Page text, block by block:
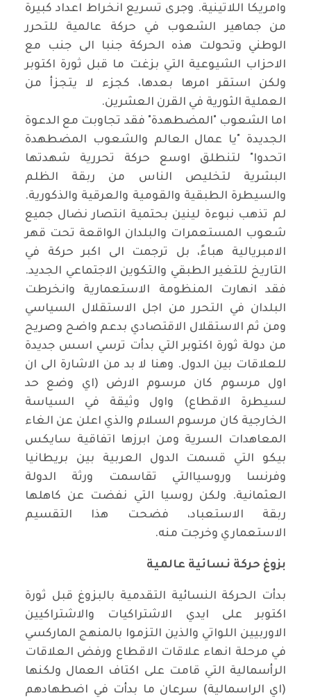
وامريكا اللاتينية. وجرى تسريع انخراط اعداد كبيرة
من جماهير الشعوب في حركة عالمية للتحرر
الوطني وتحولت هذه الحركة جنبا الى جنب مع
الاحزاب الشيوعية التي بزغت ما قبل ثورة اكتوبر
ولكن استقر امرها بعدها، كجزء لا يتجزأ من
العملية الثورية في القرن العشرين.
اما الشعوب "المضطهدة" فقد تجاوبت مع الدعوة
الجديدة "يا عمال العالم والشعوب المضطهدة
اتحدوا" لتنطلق اوسع حركة تحررية شهدتها
البشرية لتخليص الناس من ربقة الظلم
والسيطرة الطبقية والقومية والعرقية والذكورية.
لم تذهب نبوءة لينين بحتمية انتصار نضال جميع
شعوب المستعمرات والبلدان الواقعة تحت قهر
الامبريالية هباءً، بل ترجمت الى اكبر حركة في
التاريخ للتغير الطبقي والتكوين الاجتماعي الجديد.
فقد انهارت المنظومة الاستعمارية وانخرطت
البلدان في التحرر من اجل الاستقلال السياسي
ومن ثم الاستقلال الاقتصادي بدعم واضح وصريح
من دولة ثورة اكتوبر التي بدأت ترسي اسس جديدة
للعلاقات بين الدول. وهنا لا بد من الاشارة الى ان
اول مرسوم كان مرسوم الارض (اي وضع حد
لسيطرة الاقطاع) واول وثيقة في السياسة
الخارجية كان مرسوم السلام والذي اعلن عن الغاء
المعاهدات السرية ومن ابرزها اتفاقية سايكس
بيكو التي قسمت الدول العربية بين بريطانيا
وفرنسا وروسياالتي تقاسمت ورثة الدولة
العثمانية. ولكن روسيا التي نفضت عن كاهلها
ربقة الاستعباد، فضحت هذا التقسيم
الاستعماري وخرجت منه.
بزوغ حركة نسائية عالمية
بدأت الحركة النسائية التقدمية بالبزوغ قبل ثورة
اكتوبر على ايدي الاشتراكيات والاشتراكيين
الاوربيين اللواتي والذين التزموا بالمنهج الماركسي
في مرحلة انهاء علاقات الاقطاع ورفض العلاقات
الرأسمالية التي قامت على اكتاف العمال ولكنها
(اي الراسمالية) سرعان ما بدأت في اضطهادهم